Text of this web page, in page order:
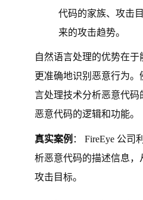
代码的家族、攻击
来的攻击趋势。
自然语言处理的优势在
更准确地识别恶意行为
言处理技术分析恶意代
恶意代码的逻辑和功能。
真实案例 ： FireEye 公司
析恶意代码的描述信息，
攻击目标。